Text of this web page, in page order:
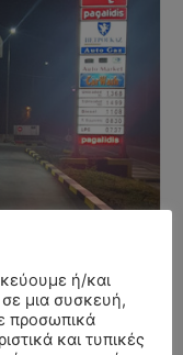
ή/και
μια συσκευή,
προσωπικά
και τυπικές